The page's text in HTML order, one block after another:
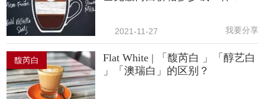
2021-11-27 我要分享
馥芮白
Flat White | 「馥芮白 」「醇艺白
」「澳瑞白」的区别？